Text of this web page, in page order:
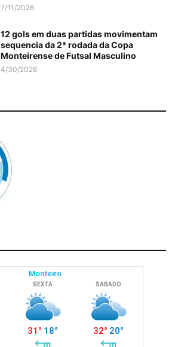
7/11/2026
12 gols em duas partidas movimentam
sequencia da 2ª rodada da Copa
Monteirense de Futsal Masculino
4/30/2026